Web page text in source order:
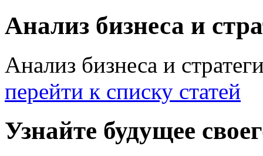
Анализ бизнеса и
Анализ бизнеса и
перейти к списку статей
Узнайте будущее